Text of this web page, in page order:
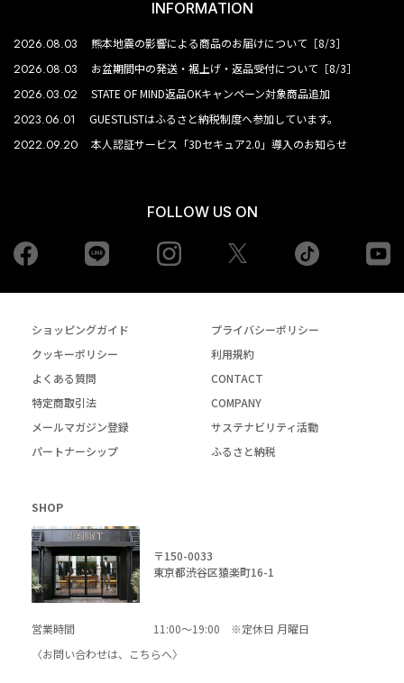
INFORMATION
2026.08.03 熊本地震の影響による商品のお届けについて［8/3］
2026.08.03 お盆期間中の発送・裾上げ・返品受付について［8/3］
2026.03.02 STATE OF MIND返品OKキャンペーン対象商品追加
2023.06.01 GUESTLISTはふるさと納税制度へ参加しています。
2022.09.20 本人認証サービス「3Dセキュア2.0」導入のお知らせ
FOLLOW US ON
Facebook Instagram tiktok
ショッピングガイド
プライバシーポリシー
クッキーポリシー
利用規約
よくある質問
CONTACT
特定商取引法
COMPANY
メールマガジン登録
サステナビリティ活動
パートナーシップ
ふるさと納税
SHOP
〒150-0033
東京都渋谷区猿楽町16-1
営業時間
11:00～19:00 ※定休日 月曜日
〈お問い合わせは、
こちらへ〉